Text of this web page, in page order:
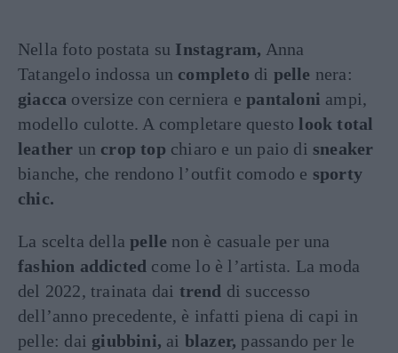
Nella foto postata su Instagram, Anna
Tatangelo indossa un completo di pelle nera:
giacca oversize con cerniera epantaloni ampi,
modello culotte. A completare questo look total
leather un crop top chiaro e un paio di sneaker
bianche, che rendono l’outfit comodo e sporty
chic.
La scelta dellapelle non è casuale per una
fashion addicted come lo è l’artista. La moda
del 2022, trainata dai trend di successo
dell’anno precedente, è infatti piena di capi in
pelle: dai giubbini, ai blazer, passando per le